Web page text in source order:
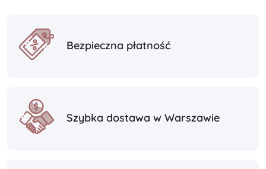
Bezpieczna płatność
Szybka dostawa w Warszawie